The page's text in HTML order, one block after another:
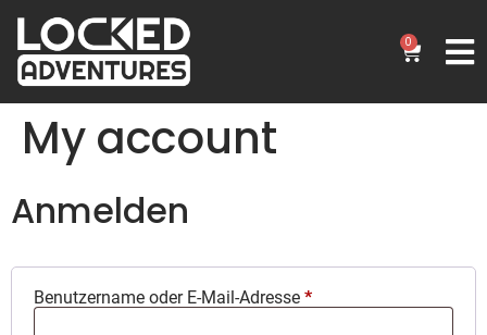
0
My account
Anmelden
Benutzername oder E-Mail-Adresse *